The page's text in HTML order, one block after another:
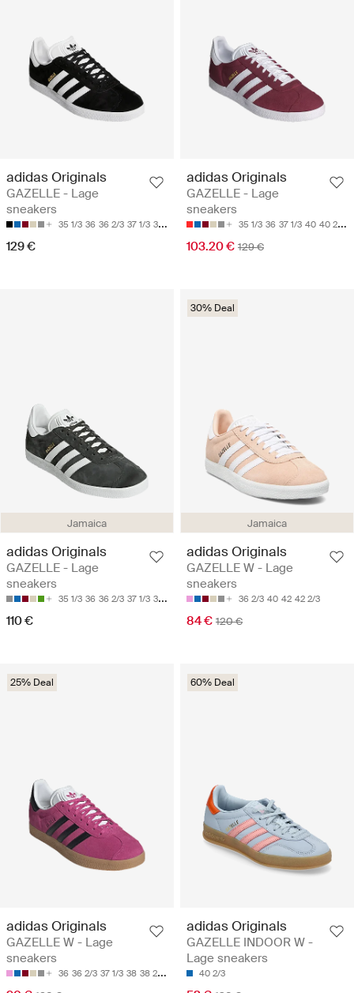
adidas Originals
GAZELLE - Lage
sneakers
35 1/3 36 36 2/3 37 1/3 38
129 €
adidas Originals
GAZELLE - Lage
sneakers
35 1/3 36 37 1/3 40 40 2/3
103.20 € 129 €
Jamaica
adidas Originals
GAZELLE - Lage
sneakers
35 1/3 36 36 2/3 37 1/3 38
110 €
Jamaica
30% Deal
adidas Originals
GAZELLE W - Lage
sneakers
36 2/3 40 42 42 2/3
84 € 120 €
25% Deal
adidas Originals
GAZELLE W - Lage
sneakers
36 36 2/3 37 1/3 38 38 2/3
60% Deal
adidas Originals
GAZELLE INDOOR W -
Lage sneakers
40 2/3